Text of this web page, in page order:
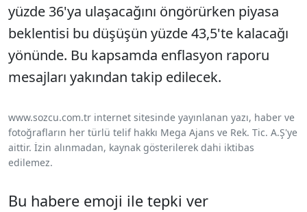
yüzde 36'ya ulaşacağını öngörürken piyasa
beklentisi bu düşüşün yüzde 43,5'te kalacağı
yönünde. Bu kapsamda enflasyon raporu
mesajları yakından takip edilecek.
www.sozcu.com.tr internet sitesinde yayınlanan yazı, haber ve
fotoğrafların her türlü telif hakkı Mega Ajans ve Rek. Tic. A.Ş'ye
aittir. İzin alınmadan, kaynak gösterilerek dahi iktibas
edilemez.
Bu habere emoji ile tepki ver